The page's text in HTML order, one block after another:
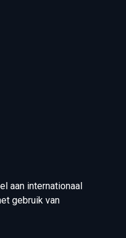
aan internationaal
gebruik van